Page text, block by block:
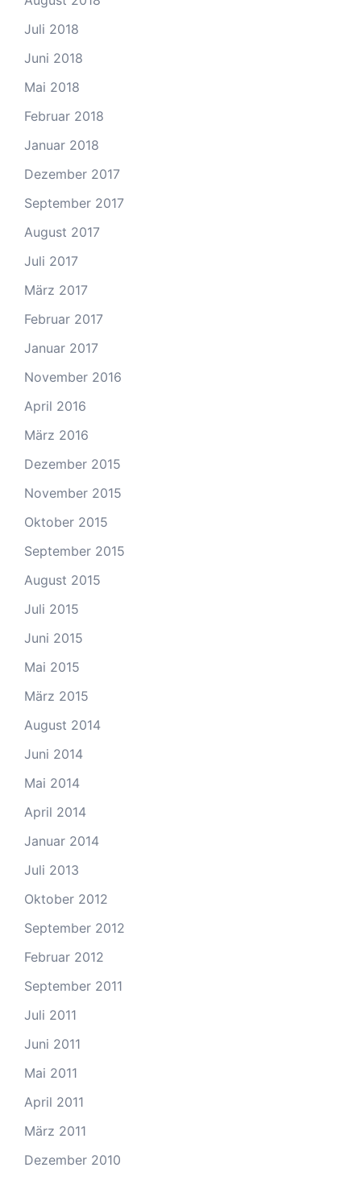
Juli 2018
Juni 2018
Mai 2018
Februar 2018
Januar 2018
Dezember 2017
September 2017
August 2017
Juli 2017
März 2017
Februar 2017
Januar 2017
November 2016
April 2016
März 2016
Dezember 2015
November 2015
Oktober 2015
September 2015
August 2015
Juli 2015
Juni 2015
Mai 2015
März 2015
August 2014
Juni 2014
Mai 2014
April 2014
Januar 2014
Juli 2013
Oktober 2012
September 2012
Februar 2012
September 2011
Juli 2011
Juni 2011
Mai 2011
April 2011
März 2011
Dezember 2010